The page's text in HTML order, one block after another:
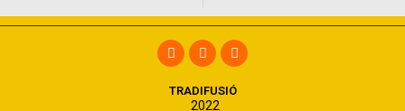
TRADIFUSIÓ
2022